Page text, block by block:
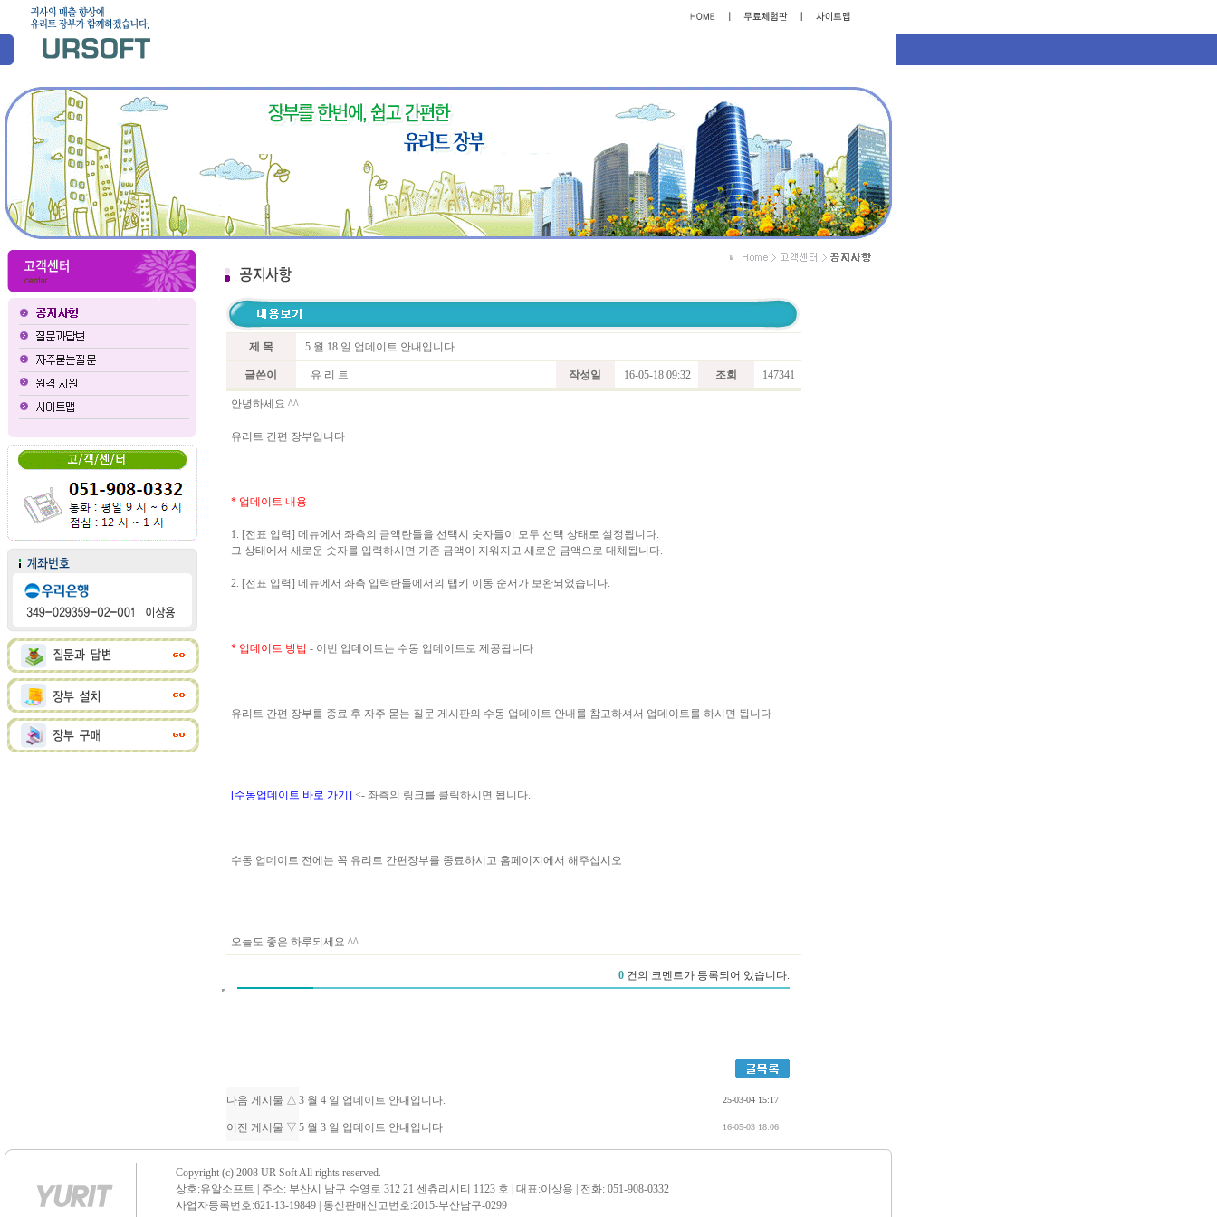
제 목 5 월 18 일 업데이트 안내입니다
글쓴이 유 리 트 작성일 16-05-18 09:32 조회 147341
안녕하세요 ^^
유리트 간편 장부입니다
* 업데이트 내용
1. [전표 입력] 메뉴에서 좌측의 금액란들을 선택시 숫자들이 모두 선택 상태로 설정됩니다.
그 상태에서 새로운 숫자를 입력하시면 기존 금액이 지워지고 새로운 금액으로 대체됩니다.
2. [전표 입력] 메뉴에서 좌측 입력란들에서의 탭키 이동 순서가 보완되었습니다.
* 업데이트 방법 - 이번 업데이트는 수동 업데이트로 제공됩니다
유리트 간편 장부를 종료 후 자주 묻는 질문 게시판의 수동 업데이트 안내를 참고하셔서 업데이트를 하시면 됩니다
[수동업데이트 바로 가기] <- 좌측의 링크를 클릭하시면 됩니다.
수동 업데이트 전에는 꼭 유리트 간편장부를 종료하시고 홈페이지에서 해주십시오
오늘도 좋은 하루되세요 ^^
다음 게시물 △ 3 월 4 일 업데이트 안내입니다. 25-03-04 15:17
이전 게시물 ▽ 5 월 3 일 업데이트 안내입니다 16-05-03 18:06
Copyright (c) 2008 UR Soft All rights reserved.
상호:유알소프트 | 주소: 부산시 남구 수영로 312 21 센츄리시티 1123 호 | 대표:이상용 | 전화: 051-908-0332
사업자등록번호:621-13-19849 | 통신판매신고번호:2015-부산남구-0299